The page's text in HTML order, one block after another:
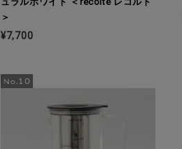
＞
¥7,700